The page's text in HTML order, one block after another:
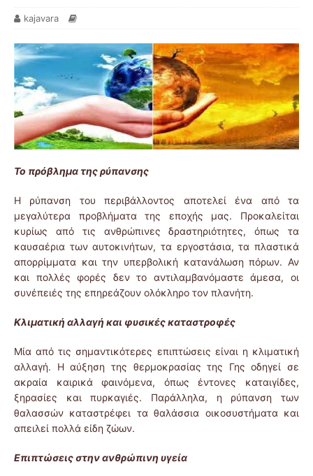
kajavara
Το πρόβλημα της ρύπανσης
Η ρύπανση του περιβάλλοντος αποτελεί ένα από τα
μεγαλύτερα προβλήματα της εποχής μας. Προκαλείται
κυρίως από τις ανθρώπινες δραστηριότητες, όπως τα
καυσαέρια των αυτοκινήτων, τα εργοστάσια, τα πλαστικά
απορρίμματα και την υπερβολική κατανάλωση πόρων. Αν
και πολλές φορές δεν το αντιλαμβανόμαστε άμεσα, οι
συνέπειές της επηρεάζουν ολόκληρο τον πλανήτη.
Κλιματική αλλαγή και φυσικές καταστροφές
Μία από τις σημαντικότερες επιπτώσεις είναι η κλιματική
αλλαγή. Η αύξηση της θερμοκρασίας της Γης οδηγεί σε
ακραία καιρικά φαινόμενα, όπως έντονες καταιγίδες,
ξηρασίες και πυρκαγιές. Παράλληλα, η ρύπανση των
θαλασσών καταστρέφει τα θαλάσσια οικοσυστήματα και
απειλεί πολλά είδη ζώων.
Επιπτώσεις στην ανθρώπινη υγεία